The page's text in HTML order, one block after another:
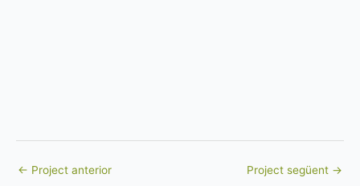
← Project anterior Project següent →